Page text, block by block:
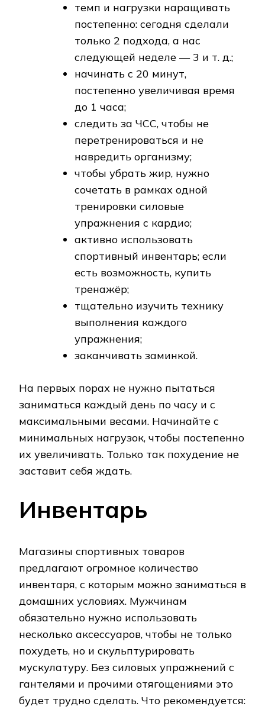
темп и нагрузки наращивать
постепенно: сегодня сделали
только 2 подхода, а нас
следующей неделе — 3 и т. д.;
начинать с 20 минут,
постепенно увеличивая время
до 1 часа;
следить за ЧСС, чтобы не
перетренироваться и не
навредить организму;
чтобы убрать жир, нужно
сочетать в рамках одной
тренировки силовые
упражнения с кардио;
активно использовать
спортивный инвентарь; если
есть возможность, купить
тренажёр;
тщательно изучить технику
выполнения каждого
упражнения;
заканчивать заминкой.
На первых порах не нужно пытаться
заниматься каждый день по часу и с
максимальными весами. Начинайте с
минимальных нагрузок, чтобы постепенно
их увеличивать. Только так похудение не
заставит себя ждать.
Инвентарь
Магазины спортивных товаров
предлагают огромное количество
инвентаря, с которым можно заниматься в
домашних условиях. Мужчинам
обязательно нужно использовать
несколько аксессуаров, чтобы не только
похудеть, но и скульптурировать
мускулатуру. Без силовых упражнений с
гантелями и прочими отягощениями это
будет трудно сделать. Что рекомендуется: